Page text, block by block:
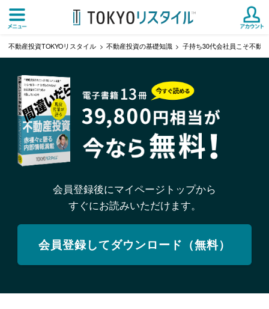
不動産投資TOKYOリスタイル 不動産投資の基礎知識 子持ち30代会社員こそ不動
会員登録後にマイページトップから
すぐにお読みいただけます。
会員登録してダウンロード（無料）